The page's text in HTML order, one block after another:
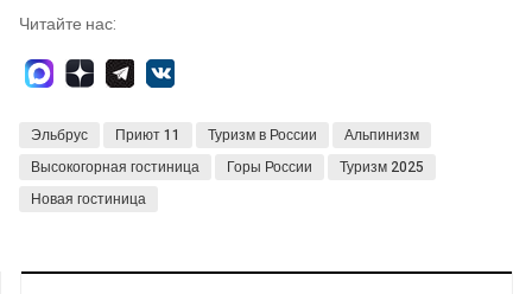
Читайте нас:
Эльбрус Приют 11 Туризм в России
Альпинизм
Высокогорная гостиница
Горы России
Туризм 2025
Новая гостиница